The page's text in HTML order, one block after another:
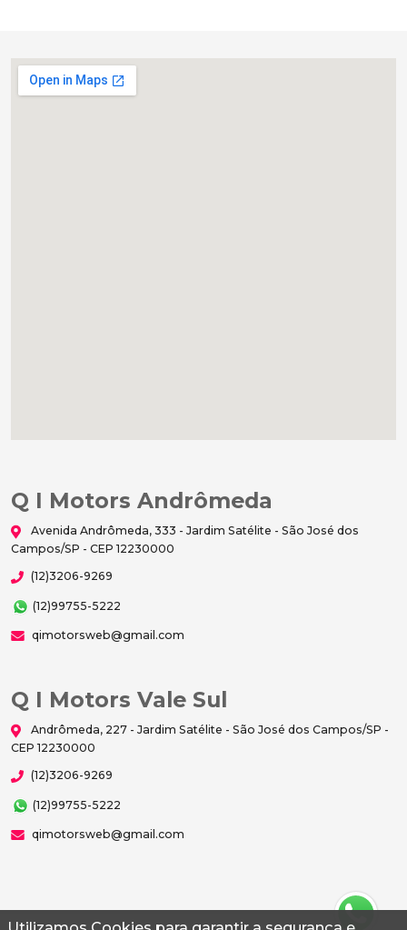
Q I Motors Andrômeda
Avenida Andrômeda, 333 - Jardim Satélite - São José dos
Campos/SP - CEP 12230000
(12)3206-9269
(12)99755-5222
qimotorsweb@gmail.com
Q I Motors Vale Sul
Andrômeda, 227 - Jardim Satélite - São José dos Campos/SP -
CEP 12230000
(12)3206-9269
(12)99755-5222
qimotorsweb@gmail.com